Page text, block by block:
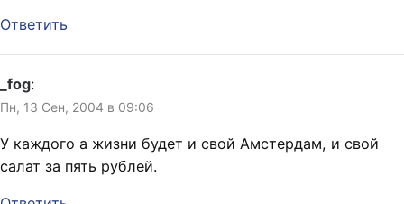
Ответить
_fog:
Пн, 13 Сен, 2004 в 09:06
У каждого а жизни будет и свой Амстердам, и свой
салат за пять рублей.